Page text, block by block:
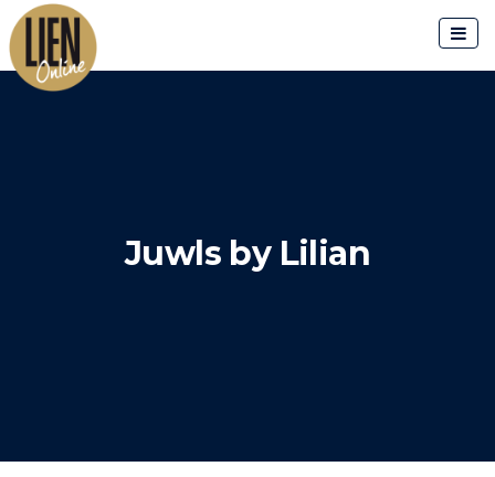
Skip
Juwls by Lilian